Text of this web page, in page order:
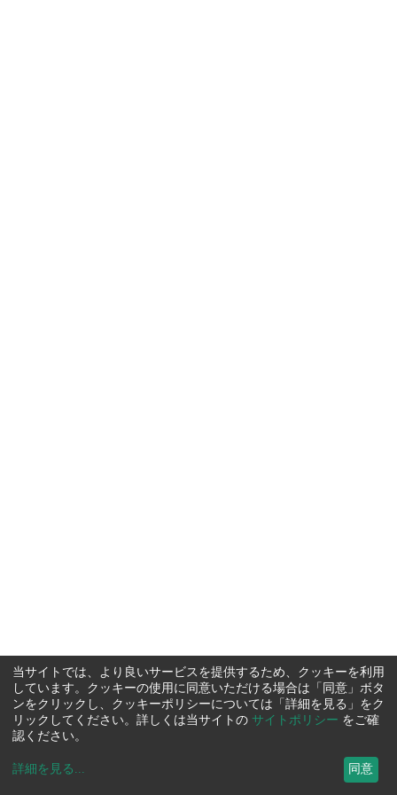
当サイトでは、より良いサービスを提供するため、クッキーを利用
しています。クッキーの使用に同意いただける場合は「同意」ボタ
ンをクリックし、クッキーポリシーについては「詳細を見る」をク
リックしてください。詳しくは当サイトの サイトポリシー をご確
認ください。
詳細を見る ... 同意